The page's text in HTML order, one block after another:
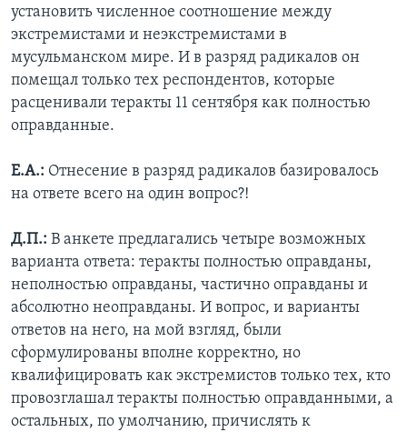
установить численное соотношение между
экстремистами и неэкстремистами в
мусульманском мире. И в разряд радикалов он
помещал только тех респондентов, которые
расценивали теракты 11 сентября как полностью
оправданные.
Е.А.: Отнесение в разряд радикалов базировалось
на ответе всего на один вопрос?!
Д.П.: В анкете предлагались четыре возможных
варианта ответа: теракты полностью оправданы,
неполностью оправданы, частично оправданы и
абсолютно неоправданы. И вопрос, и варианты
ответов на него, на мой взгляд, были
сформулированы вполне корректно, но
квалифицировать как экстремистов только тех, кто
провозглашал теракты полностью оправданными, а
остальных, по умолчанию, причислять к